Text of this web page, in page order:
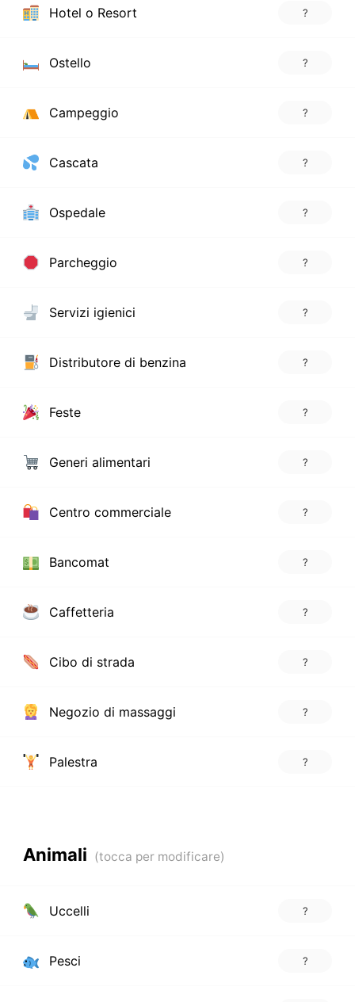
Hotel o Resort ?
Ostello ?
Campeggio ?
Cascata ?
Ospedale ?
Parcheggio ?
Servizi igienici ?
Distributore di benzina ?
Feste ?
Generi alimentari ?
Centro commerciale ?
Bancomat ?
Caffetteria ?
Cibo di strada ?
Negozio di massaggi ?
Palestra ?
Animali
Uccelli ?
Pesci ?